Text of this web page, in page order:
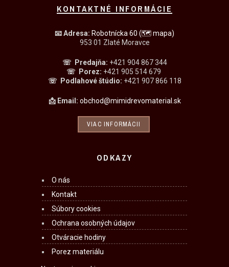
KONTAKTNÉ INFORMÁCIE
📧Adresa: Robotnícka 60 (🗺 mapa)
953 01 Zlaté Moravce
☏ Predajňa: +421 904 867 344
☏ Porez: +421 905 514 679
☏ Podlahové štúdio: +421 907 866 118
📩 Email: obchod@mimidrevomaterial.sk
VIAC INFORMÁCII
ODKAZY
O nás
Kontakt
Súbory cookies
Ochrana osobných údajov
Otváracie hodiny
Porez materiálu